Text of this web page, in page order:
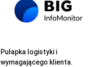
Pułapka logistyki i
wymagającego klienta.